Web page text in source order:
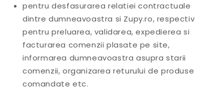
pentru desfasurarea relatiei contractuale
dintre dumneavoastra si Zupy.ro, respectiv
pentru preluarea, validarea, expedierea si
facturarea comenzii plasate pe site,
informarea dumneavoastra asupra starii
comenzii, organizarea returului de produse
comandate etc.